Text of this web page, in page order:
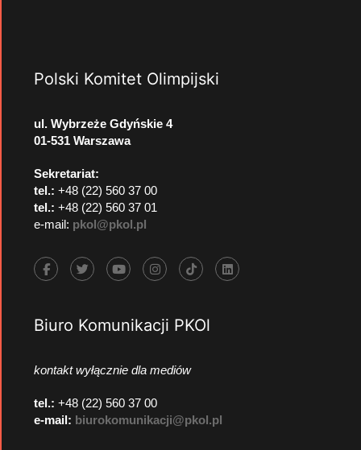
Polski Komitet Olimpijski
ul. Wybrzeże Gdyńskie 4
01-531 Warszawa
Sekretariat:
tel.: +48 (22) 560 37 00
tel.: +48 (22) 560 37 01
e-mail: pkol@pkol.pl
Biuro Komunikacji PKOl
kontakt wyłącznie dla mediów
tel.: +48 (22) 560 37 00
e-mail: biurokomunikacji@pkol.pl